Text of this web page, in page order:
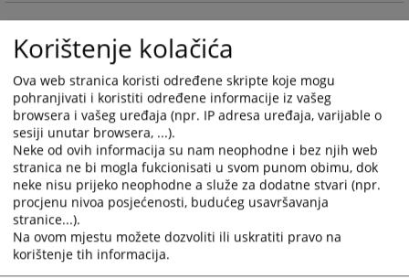
select
a
date.
Press
the
question
mark
key
to
get
the
keyboard
select
a
date.
Press
the
question
mark
key
to
the
keyboard
Korištenje kolačića
Ova web stranica koristi određene skripte koje mogu
pohranjivati i koristiti određene informacije iz vašeg
browsera i vašeg uređaja (npr. IP adresa uređaja, varijable o
sesiji unutar browsera, ...).
Neke od ovih informacija su nam neophodne i bez njih web
stranica ne bi mogla fukcionisati u svom punom obimu, dok
neke nisu prijeko neophodne a služe za dodatne stvari (npr.
procjenu nivoa posjećenosti, budućeg usavršavanja
stranice...).
Na ovom mjestu možete dozvoliti ili uskratiti pravo na
korištenje tih informacija.